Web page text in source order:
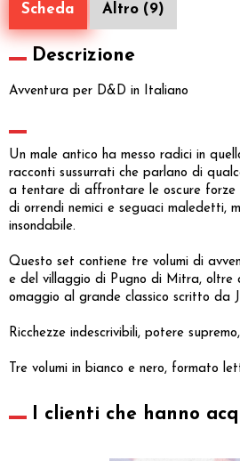
Scheda Altro (9)
Descrizione
Avventura per D&D in Italiano
Un male antico ha messo radici in
racconti sussurrati che parlano di
a tentare di affrontare le oscure forze
di orrendi nemici e seguaci maledetti,
insondabile.
Questo set contiene tre volumi di
e del villaggio di Pugno di Mitra, oltre
omaggio al grande classico scritto da
Ricchezze indescrivibili, potere
Tre volumi in bianco e nero, formato
I clienti che hanno